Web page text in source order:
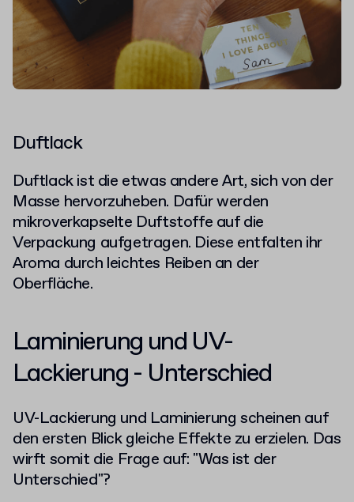
Duftlack
Duftlack ist die etwas andere Art, sich von der
Masse hervorzuheben. Dafür werden
mikroverkapselte Duftstoffe auf die
Verpackung aufgetragen. Diese entfalten ihr
Aroma durch leichtes Reiben an der
Oberfläche.
Laminierung und UV-
Lackierung - Unterschied
UV-Lackierung und Laminierung scheinen auf
den ersten Blick gleiche Effekte zu erzielen. Das
wirft somit die Frage auf: "Was ist der
Unterschied"?